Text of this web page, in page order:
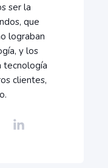
ser la
que
lograban
y los
tecnología
clientes,